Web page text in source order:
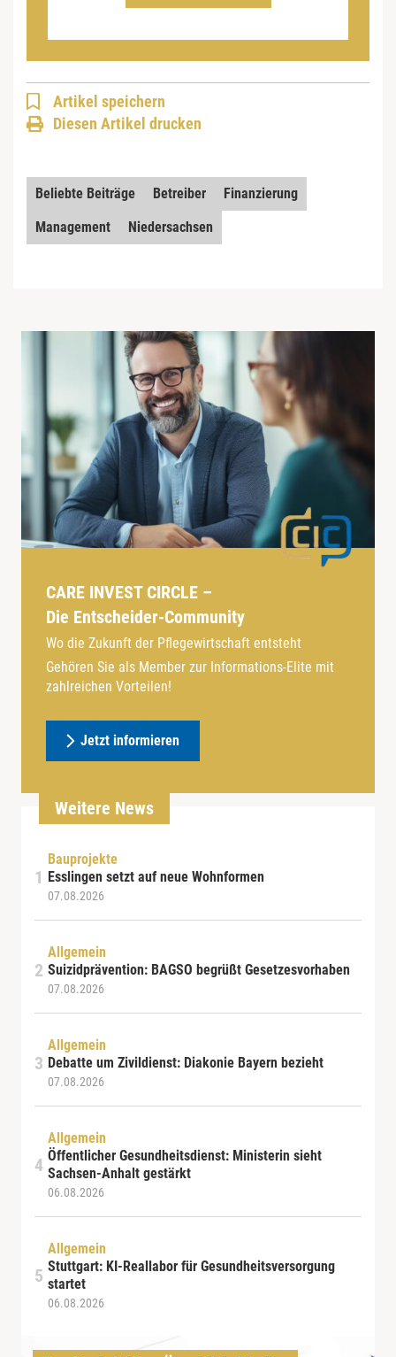
Artikel speichern
Diesen Artikel drucken
Beliebte Beiträge Betreiber
Finanzierung
Management
Niedersachsen
CARE INVEST CIRCLE –
Die Entscheider-Community
Wo die Zukunft der Pflegewirtschaft entsteht
Gehören Sie als Member zur Informations-Elite mit
zahlreichen Vorteilen!
Jetzt informieren
Weitere News
Bauprojekte
Esslingen setzt auf neue Wohnformen
07.08.2026
Allgemein
Suizidprävention: BAGSO begrüßt Gesetzesvorhaben
07.08.2026
Allgemein
Debatte um Zivildienst: Diakonie Bayern bezieht
07.08.2026
Allgemein
Öffentlicher Gesundheitsdienst: Ministerin sieht
Sachsen-Anhalt gestärkt
06.08.2026
Allgemein
Stuttgart: KI-Reallabor für Gesundheitsversorgung
startet
06.08.2026